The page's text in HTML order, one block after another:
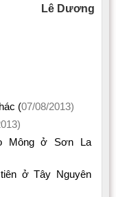
Lê Dương
(07/08/2013)
Mông ở Sơn La
ở Tây Nguyên